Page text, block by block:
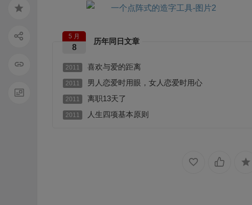
历年同日文章
5 月
8
2011 喜欢与爱的距离
2011 男人恋爱时用眼，女人恋爱时用心
2011 离职13天了
2011 人生四项基本原则